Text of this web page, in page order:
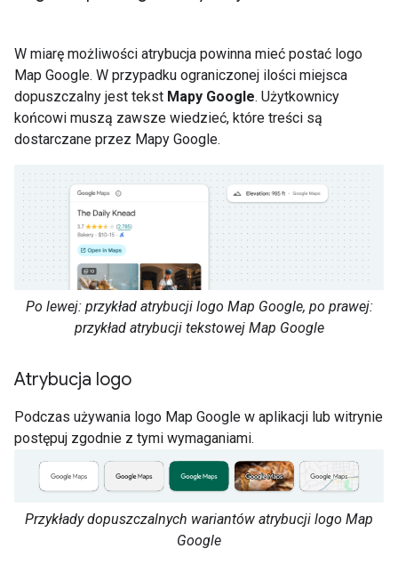
W miarę możliwości atrybucja powinna mieć postać logo
Map Google. W przypadku ograniczonej ilości miejsca
dopuszczalny jest tekst Mapy Google. Użytkownicy
końcowi muszą zawsze wiedzieć, które treści są
dostarczane przez Mapy Google.
Po lewej: przykład atrybucji logo Map Google, po prawej:
przykład atrybucji tekstowej Map Google
Atrybucja logo
Podczas używania logo Map Google w aplikacji lub witrynie
postępuj zgodnie z tymi wymaganiami.
Przykłady dopuszczalnych wariantów atrybucji logo Map
Google